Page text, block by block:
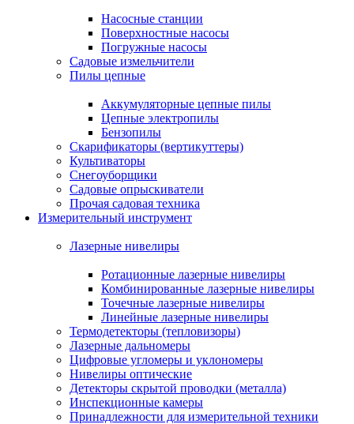
Насосные станции
Поверхностные насосы
Погружные насосы
Садовые измельчители
Пилы цепные
Аккумуляторные цепные пилы
Цепные электропилы
Бензопилы
Скарификаторы (вертикуттеры)
Культиваторы
Снегоуборщики
Садовые опрыскиватели
Прочая садовая техника
Измерительный инструмент
Лазерные нивелиры
Ротационные лазерные нивелиры
Комбинированные лазерные нивелиры
Точечные лазерные нивелиры
Линейные лазерные нивелиры
Термодетекторы (тепловизоры)
Лазерные дальномеры
Цифровые угломеры и уклономеры
Нивелиры оптические
Детекторы скрытой проводки (металла)
Инспекционные камеры
Принадлежности для измерительной техники